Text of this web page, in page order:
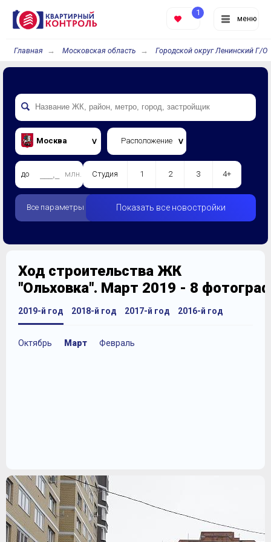
меню
1
Главная Московская область Городской округ Ленинский Г/О
Москва Расположение
до млн. Студия 1 2 3 4+
Все параметры Показать все новостройки
Ход строительства ЖК
"Ольховка". Март 2019 - 8
2019-й год
Октябрь Март Февраль
2018-й год 2017-й год 2016-й год